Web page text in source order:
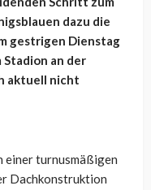
dazu die
gestrigen Dienstag
an der
aktuell nicht
einer turnusmäßigen
Dachkonstruktion